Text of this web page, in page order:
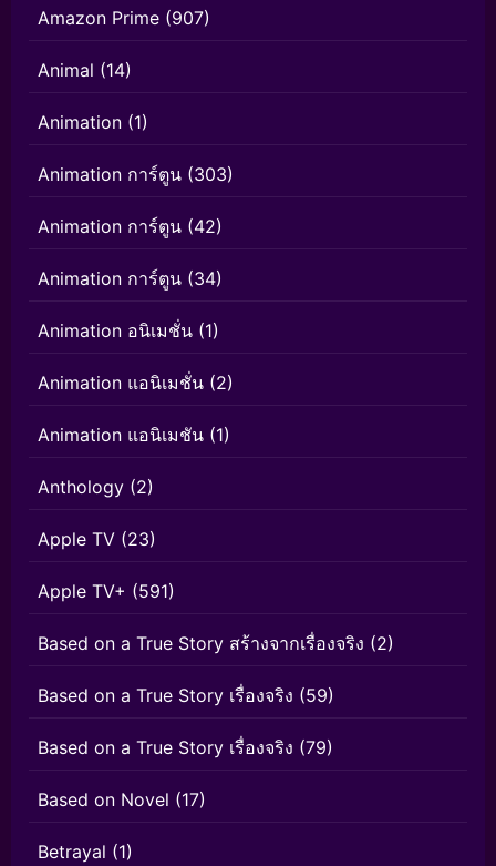
Amazon Prime (907)
Animal (14)
Animation (1)
Animation การ์ตูน (303)
Animation การ์ตูน (42)
Animation การ์ตูน (34)
Animation อนิเมชั่น (1)
Animation แอนิเมชั่น (2)
Animation แอนิเมชัน (1)
Anthology (2)
Apple TV (23)
Apple TV+ (591)
Based on a True Story สร้างจากเรื่องจริง (2)
Based on a True Story เรื่องจริง (59)
Based on a True Story เรื่องจริง (79)
Based on Novel (17)
Betrayal (1)